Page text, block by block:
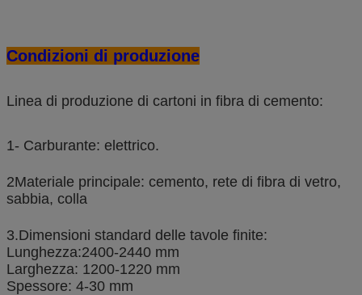
Condizioni di produzione
Linea di produzione di cartoni in fibra di cemento:
1- Carburante: elettrico.
2Materiale principale: cemento, rete di fibra di vetro,
sabbia, colla
3.Dimensioni standard delle tavole finite:
Lunghezza:2400-2440 mm
Larghezza: 1200-1220 mm
Spessore: 4-30 mm